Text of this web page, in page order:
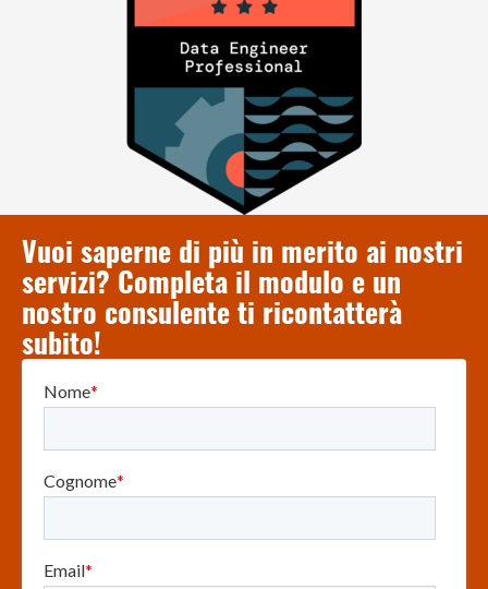
Vuoi saperne di più in merito ai nostri
servizi? Completa il modulo e un
nostro consulente ti ricontatterà
subito!